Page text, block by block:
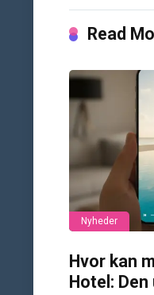
Read
Nyheder
Hvor kan
Hotel: